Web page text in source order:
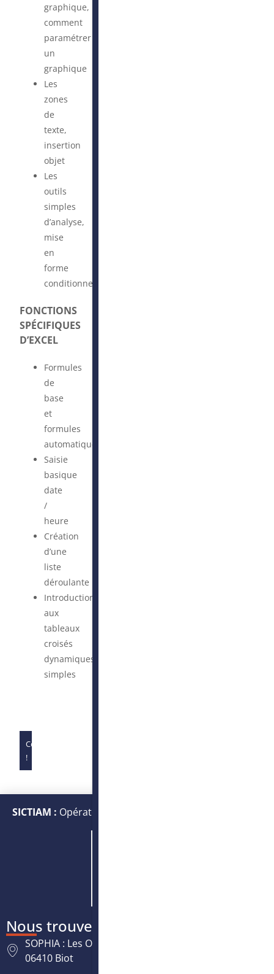
graphique,
comment
paramétrer
un
graphique
Les
zones
de
texte,
insertion
objet
Les
outils
simples
d’analyse,
mise
en
forme
conditionnelle
FONCTIONS
SPÉCIFIQUES
D’EXCEL
Formules
de
base
et
formules
automatiques
Saisie
basique
date
/
heure
Création
d’une
liste
déroulante
Introduction
aux
tableaux
croisés
dynamiques
simples
Complet
!
SICTIAM : Opérateur public de services numériques et
Nous trouver
SOPHIA : Les Oréades, 125 rue des Amandiers,
06410 Biot